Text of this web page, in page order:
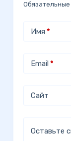
Имя *
Email*
Сайт
Оставьте